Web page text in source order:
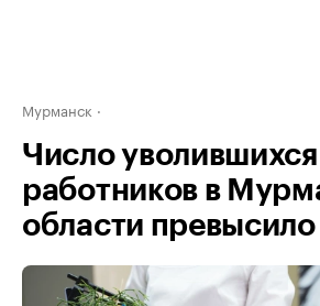
Мурманск
Число уволившихся
работников в
области